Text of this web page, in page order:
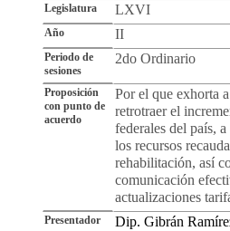
Legislatura LXVI
Año II
Periodo de
sesiones
2do Ordinario
Proposición
con punto de
acuerdo
Por el que exhorta
retrotraer el
federales del país,
los recursos
rehabilitación, así
comunicación
actualizaciones
Presentador Dip. Gibrán